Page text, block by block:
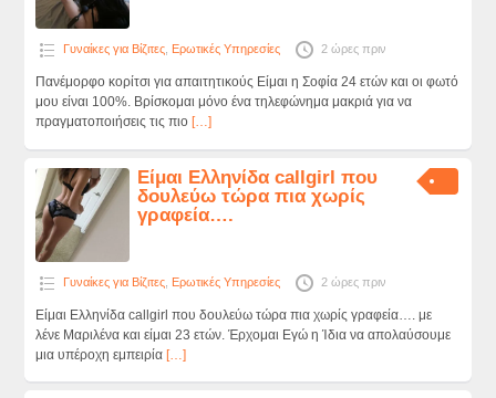
Γυναίκες για Βίζιτες, Ερωτικές Υπηρεσίες 2 ώρες πριν
Πανέμορφο κορίτσι για απαιτητικούς Είμαι η Σοφία 24 ετών και οι φωτό
μου είναι 100%. Βρίσκομαι μόνο ένα τηλεφώνημα μακριά για να
πραγματοποιήσεις τις πιο […]
Είμαι Ελληνίδα callgirl που
δουλεύω τώρα πια χωρίς
γραφεία….
Γυναίκες για Βίζιτες, Ερωτικές Υπηρεσίες 2 ώρες πριν
Είμαι Ελληνίδα callgirl που δουλεύω τώρα πια χωρίς γραφεία…. με
λένε Μαριλένα και είμαι 23 ετών. Έρχομαι Εγώ η Ίδια να απολαύσουμε
μια υπέροχη εμπειρία […]